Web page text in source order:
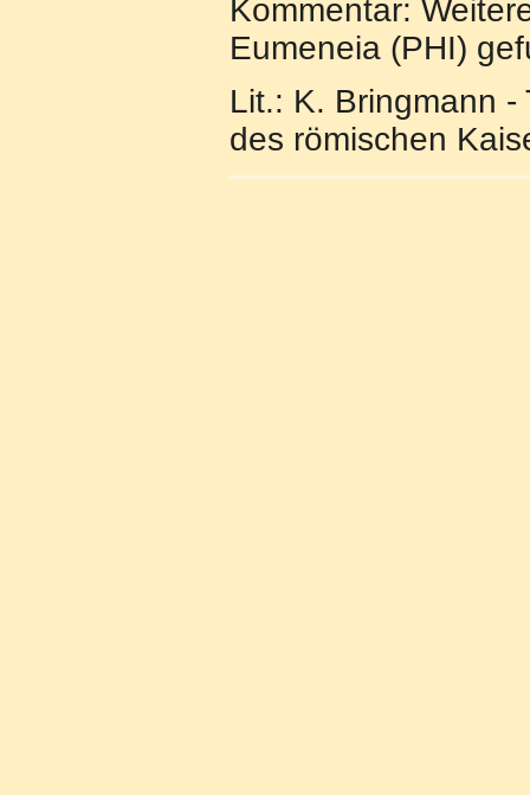
Kommentar:
Eumeneia (PHI)
Lit.: K. Bringmann
des römischen